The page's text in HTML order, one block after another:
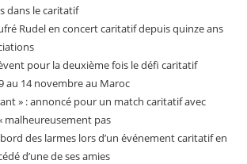
dans le caritatif
Rudel en concert caritatif depuis quinze ans
pour la deuxième fois le défi caritatif
au 14 novembre au Maroc
» : annoncé pour un match caritatif avec
malheureusement pas
des larmes lors d’un événement caritatif en
d’une de ses amies